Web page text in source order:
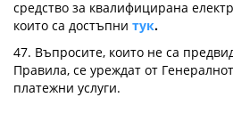
средство за квалифицирана
които са достъпни тук.
47. Въпросите, които не са
Правила, се уреждат от
платежни услуги.